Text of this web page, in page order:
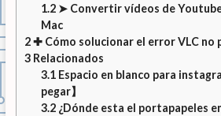
1.2 ➤ Convertir vídeos de Youtube
Mac
2✚ Cómo solucionar el error VLC no
3Relacionados
3.1 Espacio en blanco para
pegar】
3.2 ¿Dónde esta el portapapeles